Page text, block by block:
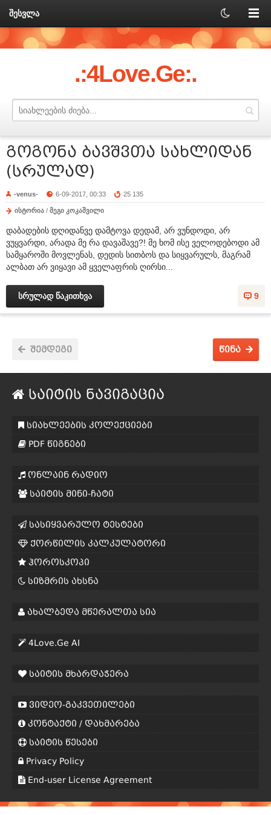
შესვლა
.:4Love.Ge:.
გოგონა ბავშვთა სახლიდან
(სრულად)
-venus- 6-09-2017, 00:33 25 135
ისტორია / მეგი კოკაშვილი
დაბადების დღიდანვე დამტოვა დედამ, არ ვუნდოდი, არ
ვუყვარდი, არადა მე რა დავაშავე?! მე ხომ ისე ველოდებოდი ამ
სამყაროში მოვლენას, დედის სითბოს და სიყვარულს, მაგრამ
ალბათ არ ვიყავი ამ ყველაფრის ღირსი...
9
სრულად წაკითხვა
წინა
შემდეგი
საიტის ნავიგაცია
სიახლეების კოლექციები
PDF წიგნები
ონლაინ რადიო
საიტის მინი-ჩატი
სასიყვარულო ტესტები
ქორწილის კალკულატორი
ჰოროსკოპი
სიზმრის ახსნა
ახალბედა მწერალთა სია
4Love.Ge AI
საიტის მხარდაჭერა
ვიდეო-გაკვეთილები
კონტაქტი / დახმარება
საიტის წესები
Privacy Policy
End-user License Agreement